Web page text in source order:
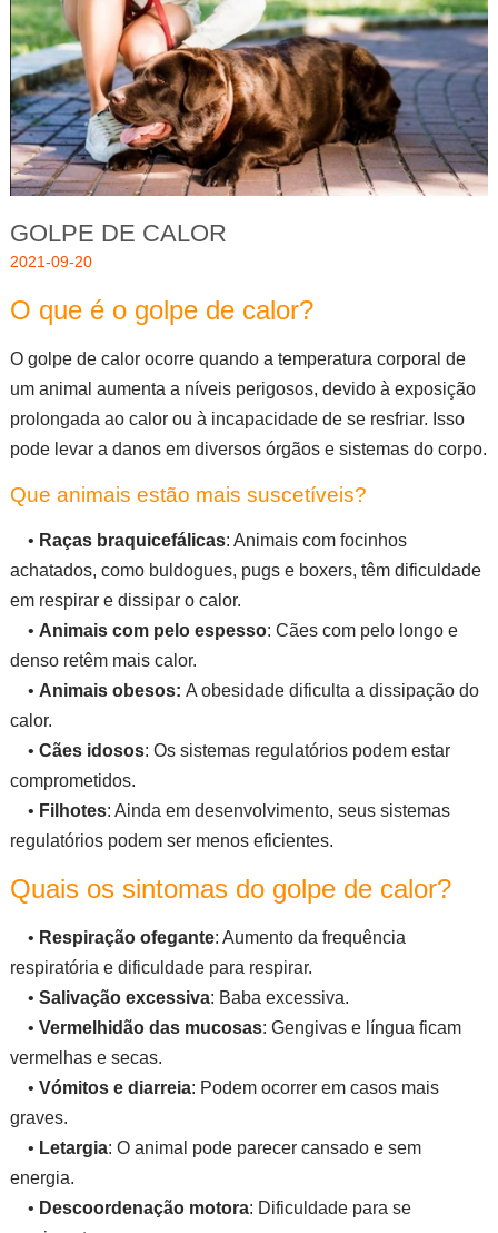
GOLPE DE CALOR
2021-09-20
O que é o golpe de calor?
O golpe de calor ocorre quando a temperatura corporal de
um animal aumenta a níveis perigosos, devido à exposição
prolongada ao calor ou à incapacidade de se resfriar. Isso
pode levar a danos em diversos órgãos e sistemas do corpo.
Que animais estão mais suscetíveis?
• Raças braquicefálicas: Animais com focinhos
achatados, como buldogues, pugs e boxers, têm dificuldade
em respirar e dissipar o calor.
• Animais com pelo espesso: Cães com pelo longo e
denso retêm mais calor.
• Animais obesos: A obesidade dificulta a dissipação do
calor.
• Cães idosos: Os sistemas regulatórios podem estar
comprometidos.
• Filhotes: Ainda em desenvolvimento, seus sistemas
regulatórios podem ser menos eficientes.
Quais os sintomas do golpe de calor?
• Respiração ofegante: Aumento da frequência
respiratória e dificuldade para respirar.
• Salivação excessiva: Baba excessiva.
• Vermelhidão das mucosas: Gengivas e língua ficam
vermelhas e secas.
• Vómitos e diarreia: Podem ocorrer em casos mais
graves.
• Letargia: O animal pode parecer cansado e sem
energia.
• Descoordenação motora: Dificuldade para se